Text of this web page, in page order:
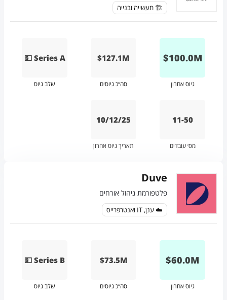
🏗️ תעשייה ובנייה
M
100.0
$
גיוס אחרון
$127.1M
סה״כ גיוסים
💵 Series A
שלב גיוס
11-50
מס׳ עובדים
10/12/25
תאריך גיוס אחרון
Duve
פלטפורמת ניהול אורחים
☁️ ענן, IT ואנטרפרייס
M
60.0
$
גיוס אחרון
$73.5M
סה״כ גיוסים
💵 Series B
שלב גיוס